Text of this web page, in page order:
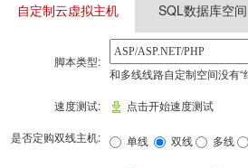
自定制云虚拟主机 SQL数据库空间
脚本类型:
和多线线路自定制空间没有“
速度测试: 点击开始速度测试
是否定购双线主机: 单线 双线 多线